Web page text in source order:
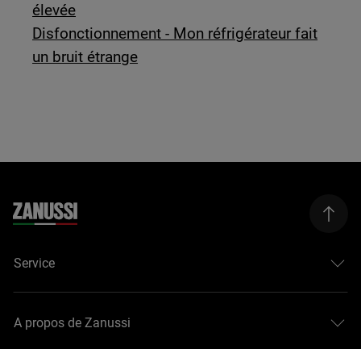
élevée
Disfonctionnement - Mon réfrigérateur fait
un bruit étrange
Service
A propos de Zanussi